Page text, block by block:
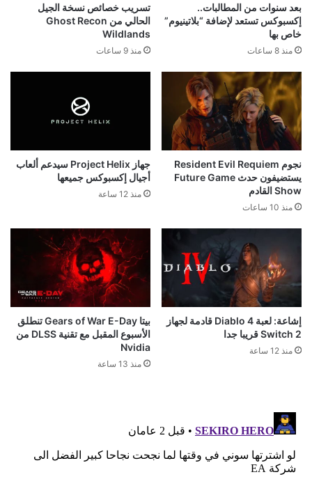
بعد سنوات من المطالبات..
إكسبوكس تستعد لإضافة “بلاتينيوم”
خاص بها
منذ 8 ساعات
تسريب خصائص نسخة الجيل
الحالي من Ghost Recon
Wildlands
منذ 9 ساعات
نجوم Resident Evil Requiem
يستضيفون حدث Future Game
Show القادم
منذ 10 ساعات
جهاز Project Helix سيدعم ألعاب
أجيال إكسبوكس جميعها
منذ 12 ساعة
إشاعة: لعبة Diablo 4 قادمة لجهاز
Switch 2 قريبا جدا
منذ 12 ساعة
بيتا Gears of War E-Day تنطلق
الأسبوع المقبل مع تقنية DLSS من
Nvidia
منذ 13 ساعة